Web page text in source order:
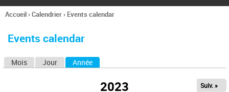
l
h
e
Vous
ici
Accueil›Calendrier› Events calendar
Events calendar
Mois Jour Année
2023 Suiv. »